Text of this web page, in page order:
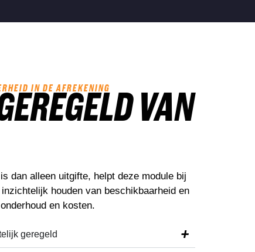
IN DE AFREKENING
VAN
dan alleen uitgifte, helpt deze module bij
houden van beschikbaarheid en
en kosten.
geregeld